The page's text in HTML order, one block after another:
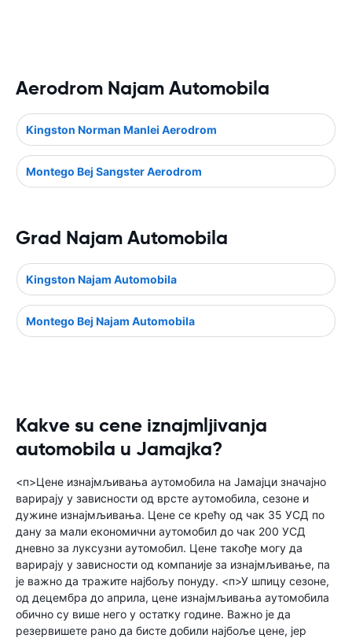
Aerodrom Najam Automobila
Kingston Norman Manlei Aerodrom
Montego Bej Sangster Aerodrom
Grad Najam Automobila
Kingston Najam Automobila
Montego Bej Najam Automobila
Kakve su cene iznajmljivanja
automobila u Jamajka?
<п>Цене изнајмљивања аутомобила на Јамајци значајно
варирају у зависности од врсте аутомобила, сезоне и
дужине изнајмљивања. Цене се крећу од чак 35 УСД по
дану за мали економични аутомобил до чак 200 УСД
дневно за луксузни аутомобил. Цене такође могу да
варирају у зависности од компаније за изнајмљивање, па
је важно да тражите најбољу понуду. <п>У шпицу сезоне,
од децембра до априла, цене изнајмљивања аутомобила
обично су више него у остатку године. Важно је да
резервишете рано да бисте добили најбоље цене, јер